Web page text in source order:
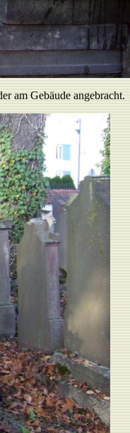
am Gebäude angebracht.